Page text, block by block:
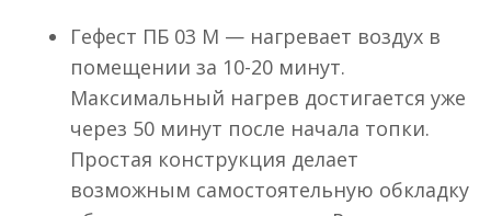
Гефест ПБ 03 М — нагревает воздух в
помещении за 10-20 минут.
Максимальный нагрев достигается уже
через 50 минут после начала топки.
Простая конструкция делает
возможным самостоятельную обкладку